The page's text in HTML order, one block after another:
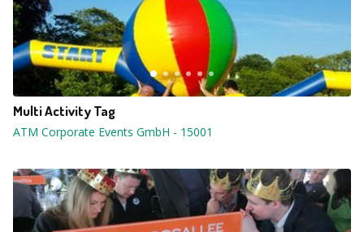
Multi Activity Tag
ATM Corporate Events GmbH - 15001